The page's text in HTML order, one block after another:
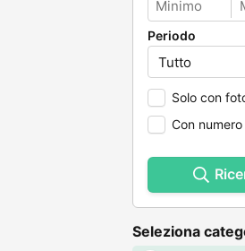
Periodo
Solo con
Con
Seleziona